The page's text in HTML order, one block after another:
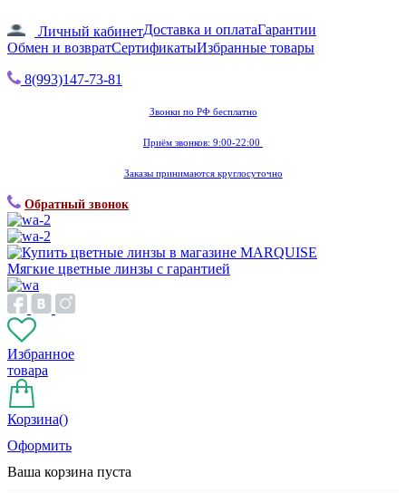
Личный кабинетДоставка и оплатаГарантии
Обмен и возвратСертификатыИзбранные товары
8(993)147-73-81
Звонки по РФ бесплатно
Приём звонков: 9:00-22:00
Заказы принимаются круглосуточно
Обратный звонок
Мягкие цветные линзы с гарантией
Избранное
товара
Корзина()
Оформить
Ваша корзина пуста